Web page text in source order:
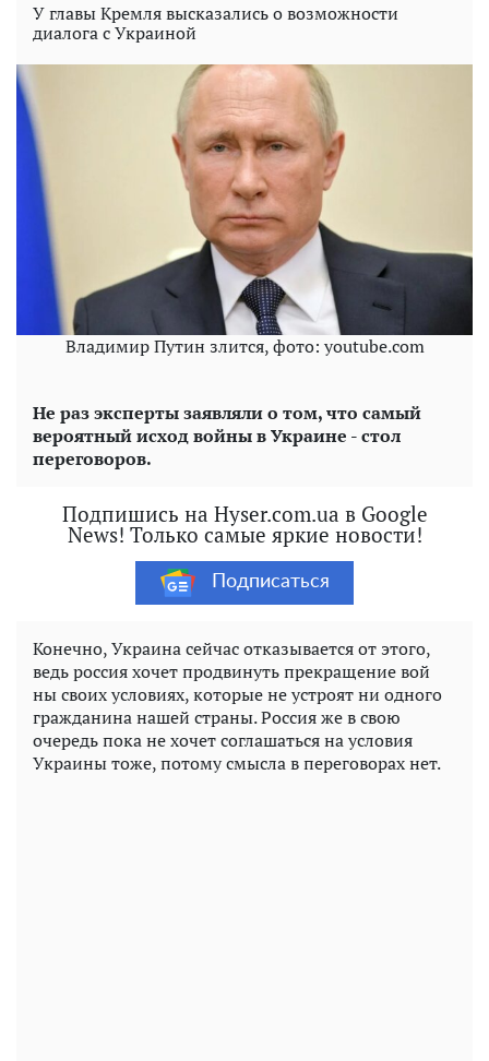
У главы Кремля высказались о возможности
диалога с Украиной
Владимир Путин злится, фото: youtube.com
Не раз эксперты заявляли о том, что самый
вероятный исход войны в Украине - стол
переговоров.
Подпишись на Hyser.com.ua в Google
News! Только самые яркие новости!
Подписаться
Конечно, Украина сейчас отказывается от этого,
ведь россия хочет продвинуть прекращение вой
ны своих условиях, которые не устроят ни одного
гражданина нашей страны. Россия же в свою
очередь пока не хочет соглашаться на условия
Украины тоже, потому смысла в переговорах нет.